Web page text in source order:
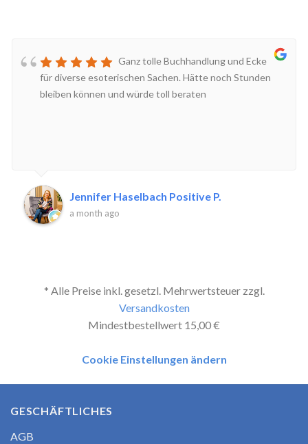
Ganz tolle Buchhandlung und Ecke
für diverse esoterischen Sachen. Hätte noch Stunden
bleiben können und würde toll beraten
Jennifer Haselbach Positive P.
a month ago
* Alle Preise inkl. gesetzl. Mehrwertsteuer zzgl.
Versandkosten
Mindestbestellwert 15,00 €
Cookie Einstellungen ändern
GESCHÄFTLICHES
AGB